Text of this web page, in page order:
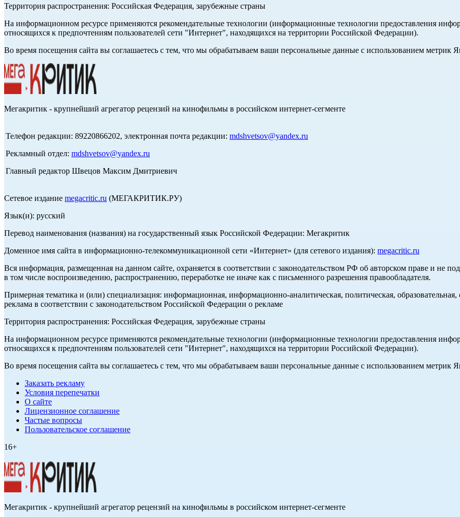
Территория распространения: Российская Федерация, зарубежные страны
На информационном ресурсе применяются рекомендательные технологии (информационные технологии предоставления
относящихся к предпочтениям пользователей сети "Интернет", находящихся на территории Российской Федерации).
Во время посещения сайта вы соглашаетесь с тем, что мы обрабатываем ваши персональные данные с использованием метрик
Мегакритик - крупнейший агрегатор рецензий на кинофильмы в российском интернет-сегменте
Телефон редакции: 89220866202, электронная почта редакции: mdshvetsov@yandex.ru
Рекламный отдел: mdshvetsov@yandex.ru
Главный редактор Швецов Максим Дмитриевич
Сетевое издание megacritic.ru (МЕГАКРИТИК.РУ)
Язык(и): русский
Перевод наименования (названия) на государственный язык Российской Федерации: Мегакритик
Доменное имя сайта в информационно-телекоммуникационной сети «Интернет» (для сетевого издания): megacritic.ru
Вся информация, размещенная на данном сайте, охраняется в соответствии с законодательством РФ об авторском праве и не
в том числе воспроизведению, распространению, переработке не иначе как с письменного разрешения правообладателя.
Примерная тематика и (или) специализация: информационная, информационно-аналитическая, политическая, образовательная,
реклама в соответствии с законодательством Российской Федерации о рекламе
Территория распространения: Российская Федерация, зарубежные страны
На информационном ресурсе применяются рекомендательные технологии (информационные технологии предоставления
относящихся к предпочтениям пользователей сети "Интернет", находящихся на территории Российской Федерации).
Во время посещения сайта вы соглашаетесь с тем, что мы обрабатываем ваши персональные данные с использованием метрик
Заказать рекламу
Условия перепечатки
О сайте
Лицензионное соглашение
Частые вопросы
Пользовательское соглашение
16+
Мегакритик - крупнейший агрегатор рецензий на кинофильмы в российском интернет-сегменте